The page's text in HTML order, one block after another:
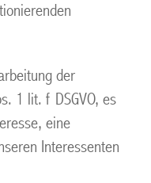
der
1 lit. f DSGVO, es
eine
Interessenten